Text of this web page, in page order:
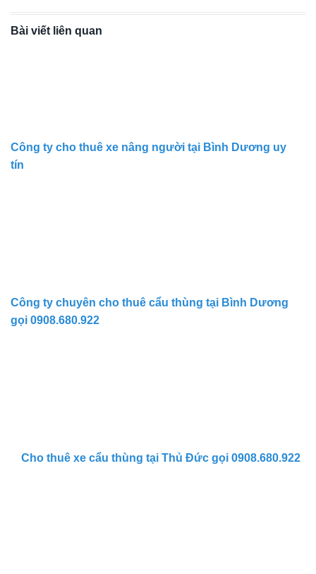
Bài viết liên quan
Công ty cho thuê xe nâng người tại Bình Dương uy
tín
Công ty chuyên cho thuê cẩu thùng tại Bình Dương
gọi 0908.680.922
Cho thuê xe cẩu thùng tại Thủ Đức gọi 0908.680.922